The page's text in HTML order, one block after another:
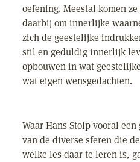
oefening. Meestal komen
daarbij om innerlijke
zich de geestelijke
stil en geduldig innerlijk
opbouwen in wat
wat eigen wensgedachten.
Waar Hans Stolp vooral
van de diverse sferen die
welke les daar te leren is,